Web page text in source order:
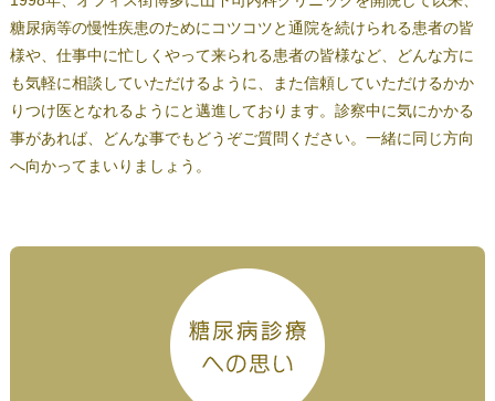
糖尿病等の慢性疾患のためにコツコツと通院を続けられる患者の皆
様や、仕事中に忙しくやって来られる患者の皆様など、どんな方に
も気軽に相談していただけるように、また信頼していただけるかか
りつけ医となれるようにと邁進しております。診察中に気にかかる
事があれば、どんな事でもどうぞご質問ください。一緒に同じ方向
へ向かってまいりましょう。